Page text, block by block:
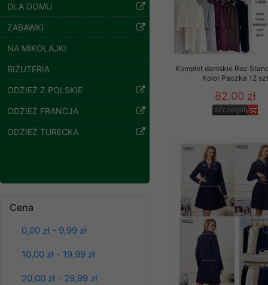
DLA DOMU
ZABAWKI
NA MIKOŁAJKI
BIŻUTERIA
ODZIEŻ Z POLSKIE
ODZIEŻ FRANCJA
ODZIEŻ TURECKA
Cena
0,00 zł - 9,99 zł
10,00 zł - 19,99 zł
20,00 zł - 29,99 zł
szczegóły
39.00 zł
Komplet damskie Roz
Kolor Paczka 12 szt
82.00 zł
szczegóły
Dane osobowe
Klientów zezwolenia
ochronie danych
serwerach
pracownicy Sklepu.
ich weryfikacji,
chyba że dzieje się
prawa organów
Nasz Sklep
przez nasz serwer i
jego indywidualnych
opcję przyjmowania
może wpłynąć na
Klienta przechowują
• sesji
• ostatnio